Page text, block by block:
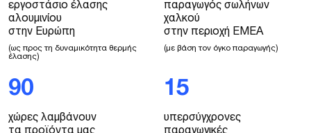
εργοστάσιο έλασης
αλουμινίου
στην Ευρώπη
(ως προς τη δυναμικότητα θερμής
έλασης)
παραγωγός σωλήνων
χαλκού
στην περιοχή EMΕA
(με βάση τον όγκο παραγωγής)
90
χώρες λαμβάνουν
τα προϊόντα μας
15
υπερσύγχρονες
παραγωγικές